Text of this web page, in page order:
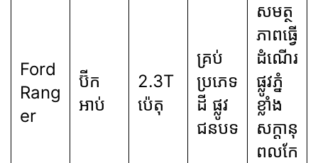
Ford
Rang
er
ប៊ីក
អាប់
2.3T
ប៉េតុ
គ្រប់
ប្រភេទ
ដី ផ្លូវ
ជនបទ
សមត្ថ
ភាពធ្វើ
ដំណើរ
ផ្លូវភ្នំ
ខ្លាំង
សក្តានុ
ពលកែ